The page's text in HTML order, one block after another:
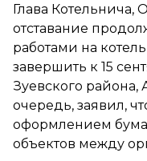
Глава Котельнича,
отставание
работами на
завершить к 15
Зуевского
очередь, заявил,
оформлением
объектов между